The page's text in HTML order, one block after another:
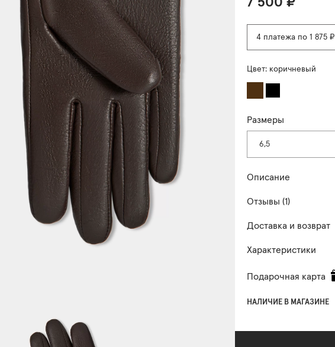
4 платежа по 1 875 ₽
Цвет: коричневый
Размеры
6,5
Описание
Отзывы (1)
Доставка и возврат
Характеристики
Подарочная карта
НАЛИЧИЕ В МАГАЗИНЕ